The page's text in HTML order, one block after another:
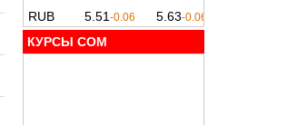
КУРСЫ COM